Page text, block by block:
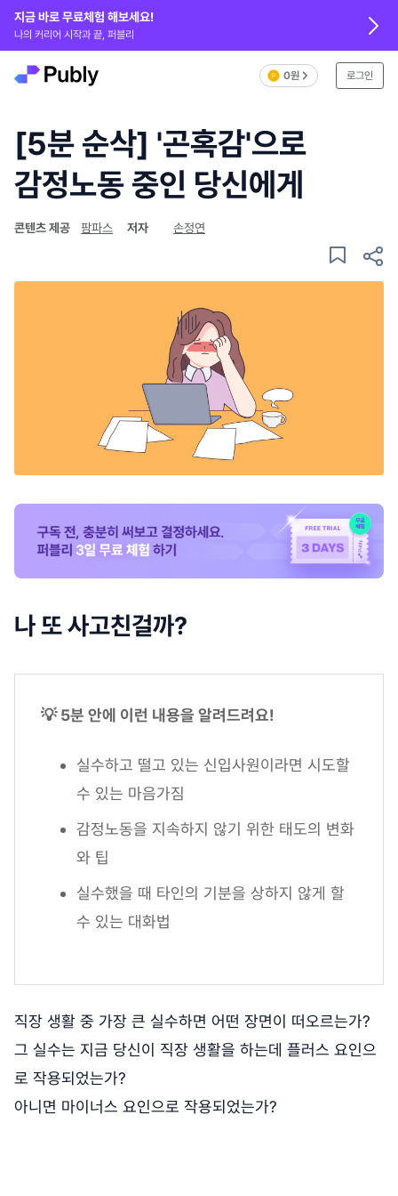
지금 바로 무료체험 해보세요!
나의 커리어 시작과 끝, 퍼블리
0원 로그인
[5분 순삭] '곤혹감'으로
감정노동 중인 당신에게
콘텐츠 제공 팜파스 저자 손정연
나 또 사고친걸까?
💡 5분 안에 이런 내용을 알려드려요!
실수하고 떨고 있는 신입사원이라면 시도할
수 있는 마음가짐
감정노동을 지속하지 않기 위한 태도의 변화
와 팁
실수했을 때 타인의 기분을 상하지 않게 할
수 있는 대화법
직장 생활 중 가장 큰 실수하면 어떤 장면이 떠오르는가?
그 실수는 지금 당신이 직장 생활을 하는데 플러스 요인으
로 작용되었는가?
아니면 마이너스 요인으로 작용되었는가?